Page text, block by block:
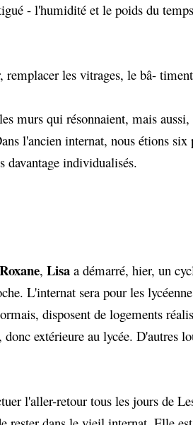
- l'humidité et le poids du
remplacer les vitrages, le bâ-
murs qui résonnaient, mais
l'ancien internat, nous étions six
davantage individualisés.
, Lisa a démarré, hier, un
L'internat sera pour les
disposent de logements
extérieure au lycée. D'autres
l'aller-retour tous les jours de